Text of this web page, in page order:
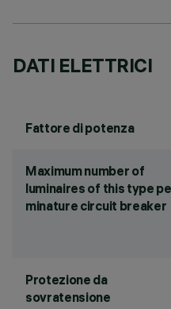
DATI ELETTRICI
Fattore di potenza
Maximum number of
luminaires of this type
minature circuit breaker
Protezione da
sovratensione